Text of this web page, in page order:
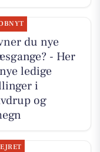
du nye
- Her
ledige
i
og